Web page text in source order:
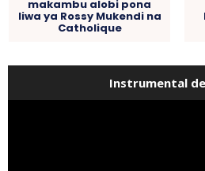
makambu alobi pona
liwa ya Rossy Mukendi na
Catholique
Instrumental